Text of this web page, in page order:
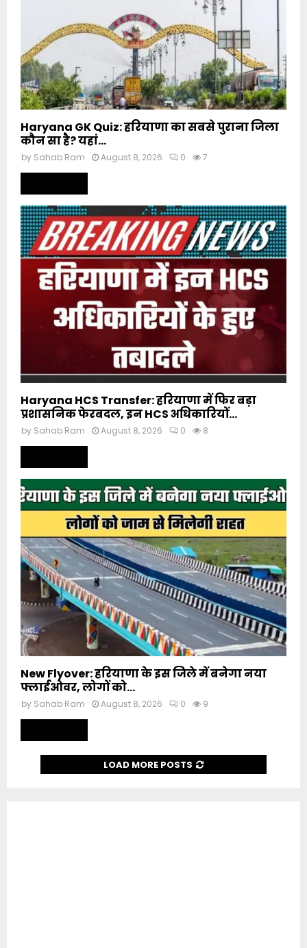
Haryana GK Quiz: हरियाणा का सबसे पुराना जिला
कौन सा है? यहां...
by Sahab Ram August 8, 2026 0 7
Haryana HCS Transfer: हरियाणा में फिर बड़ा
प्रशासनिक फेरबदल, इन HCS अधिकारियों...
by Sahab Ram August 8, 2026 0 8
New Flyover: हरियाणा के इस जिले में बनेगा नया
फ्लाईओवर, लोगों को...
by Sahab Ram August 8, 2026 0 9
LOAD MORE POSTS